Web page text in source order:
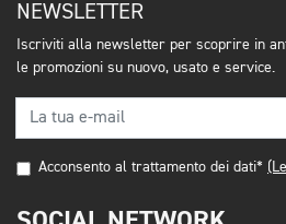
NEWSLETTER
Iscriviti alla newsletter per scoprire in
le promozioni su nuovo, usato e service.
Acconsento al trattamento dei dati*